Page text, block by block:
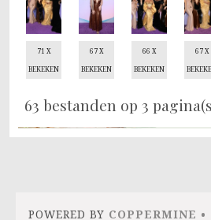
71 X
BEKEKEN
67 X
BEKEKEN
66 X
BEKEKEN
67 X
63 bestanden op 3
POWERED BY COPPERMINE